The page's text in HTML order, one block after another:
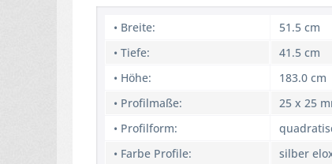
• Breite:
51.5 cm
• Tiefe:
41.5 cm
• Höhe:
183.0 cm
• Profilmaße:
25 x 25
• Profilform:
• Farbe Profile:
silber